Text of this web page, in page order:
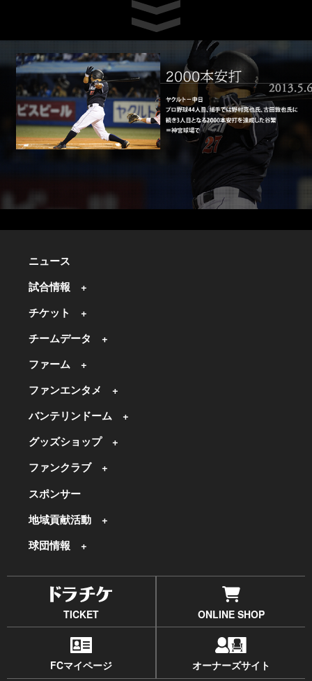
ニュース
試合情報
チケット
チームデータ
ファーム
ファンエンタメ
バンテリンドーム
グッズショップ
ファンクラブ
スポンサー
地域貢献活動
球団情報
TICKET ONLINE SHOP
FCマイページ オーナーズサイト